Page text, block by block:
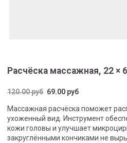
Расчёска массажная, 22 ×
120.00 руб 69.00 руб
Массажная расчёска поможет
ухоженный вид. Инструмент
кожи головы и улучшает
закруглёнными кончиками не